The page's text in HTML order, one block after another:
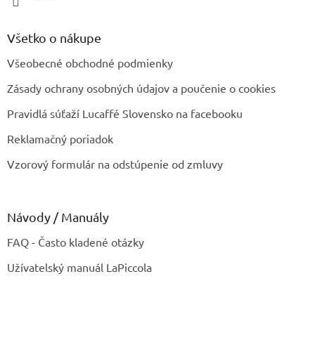
Všetko o nákupe
Všeobecné obchodné podmienky
Zásady ochrany osobných údajov a poučenie o cookies
Pravidlá súťaží Lucaffé Slovensko na facebooku
Reklamačný poriadok
Vzorový formulár na odstúpenie od zmluvy
Návody / Manuály
FAQ - Často kladené otázky
Užívatelský manuál LaPiccola